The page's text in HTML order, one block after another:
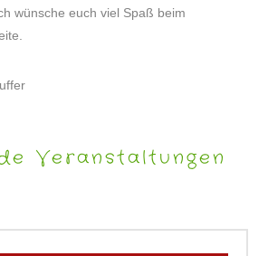
wünsche euch viel Spaß beim
Veranstaltungen